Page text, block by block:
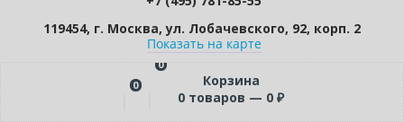
119454, г. Москва, ул. Лобачевского, 92, корп. 2
Показать на карте
0
0
Корзина
0 товаров — 0 ₽